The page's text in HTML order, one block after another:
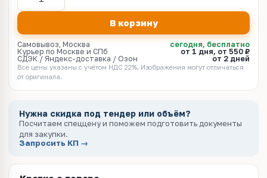
В корзину
Самовывоз, Москва
сегодня, бесплатно
Курьер по Москве и СПб
от 1 дня, от 550 ₽
СДЭК / Яндекс-доставка / Озон
от 2 дней
Все цены указаны с учётом НДС 22%. Изображения могут отличаться
от оригинала.
Нужна скидка под тендер или объём?
Посчитаем спеццену и поможем подготовить документы
для закупки.
Запросить КП →